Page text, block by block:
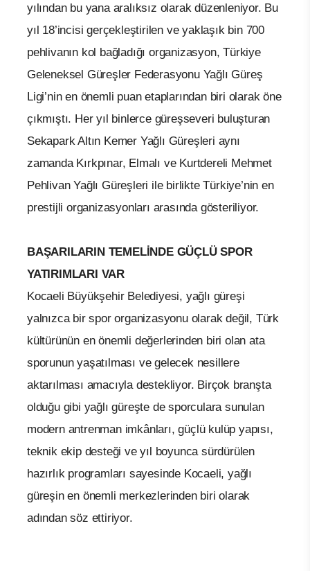
yılından bu yana aralıksız olarak düzenleniyor. Bu
yıl 18’incisi gerçekleştirilen ve yaklaşık bin 700
pehlivanın kol bağladığı organizasyon, Türkiye
Geleneksel Güreşler Federasyonu Yağlı Güreş
Ligi’nin en önemli puan etaplarından biri olarak öne
çıkmıştı. Her yıl binlerce güreşseveri buluşturan
Sekapark Altın Kemer Yağlı Güreşleri aynı
zamanda Kırkpınar, Elmalı ve Kurtdereli Mehmet
Pehlivan Yağlı Güreşleri ile birlikte Türkiye’nin en
prestijli organizasyonları arasında gösteriliyor.
BAŞARILARIN TEMELİNDE GÜÇLÜ SPOR
YATIRIMLARI VAR
Kocaeli Büyükşehir Belediyesi, yağlı güreşi
yalnızca bir spor organizasyonu olarak değil, Türk
kültürünün en önemli değerlerinden biri olan ata
sporunun yaşatılması ve gelecek nesillere
aktarılması amacıyla destekliyor. Birçok branşta
olduğu gibi yağlı güreşte de sporculara sunulan
modern antrenman imkânları, güçlü kulüp yapısı,
teknik ekip desteği ve yıl boyunca sürdürülen
hazırlık programları sayesinde Kocaeli, yağlı
güreşin en önemli merkezlerinden biri olarak
adından söz ettiriyor.